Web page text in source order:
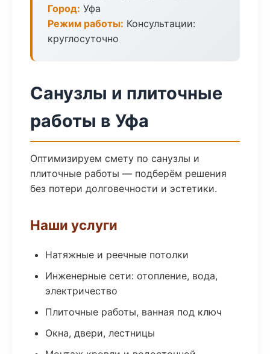
Город: Уфа
Режим работы: Консультации:
круглосуточно
Санузлы и плиточные
работы в Уфа
Оптимизируем смету по санузлы и
плиточные работы — подберём решения
без потери долговечности и эстетики.
Наши услуги
Натяжные и реечные потолки
Инженерные сети: отопление, вода,
электричество
Плиточные работы, ванная под ключ
Окна, двери, лестницы